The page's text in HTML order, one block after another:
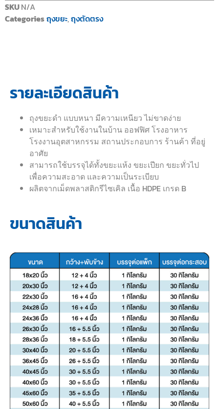
SKUN/A
Categoriesถุงขยะ,ถุงตัดตรง
รายละเอียดสินค้า
ถุงขยะดำ แบบหนา มีความเหนียว ไม่ขาดง่าย
เหมาะสำหรับใช้งานในบ้าน ออฟฟิศ โรงอาหาร
โรงงานอุตสาหกรรม สถานประกอบการ ร้านค้า ที่อยู่
อาศัย
สามารถใช้บรรจุได้ทั้งขยะแห้ง ขยะเปียก ขยะทั่วไป
เพื่อความสะอาด และความเป็นระเบียบ
ผลิตจากเม็ดพลาสติกรีไซเคิล เนื้อ HDPE เกรด B
ขนาดสินค้า